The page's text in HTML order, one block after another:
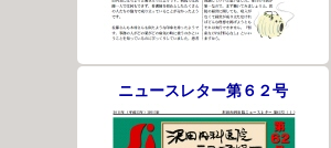
ニュースレター第６２号